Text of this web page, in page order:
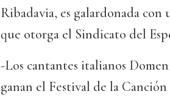
Ribadavia, es galardonada con
que otorga el Sindicato del
-Los cantantes italianos
ganan el Festival de la Canción